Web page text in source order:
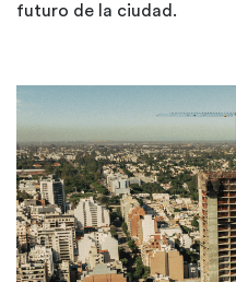
futuro de la ciudad.